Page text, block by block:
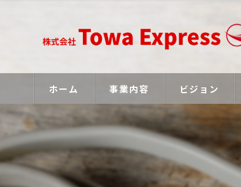
ホーム 事業内容 ビジョン